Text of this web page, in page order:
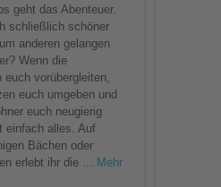
geht das Abenteuer.
schließlich schöner
anderen gelangen
Wenn die
euch vorübergleiten,
euch umgeben und
euch neugierig
einfach alles. Auf
Bächen oder
erlebt ihr die ...
Mehr